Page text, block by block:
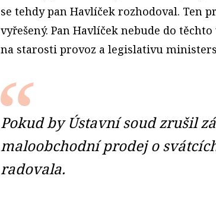
se tehdy pan Havlíček rozhodoval. Ten
vyřešený. Pan Havlíček nebude do
na starosti provoz a legislativu
Pokud by Ústavní soud zrušil
maloobchodní prodej o
radovala.